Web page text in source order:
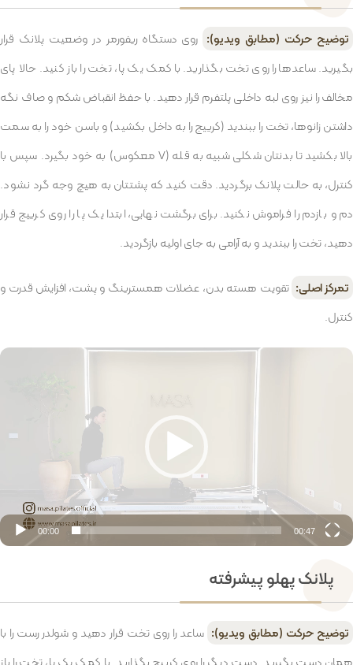
توضیح حرکت (مطابق ویدیو): روی دستگاه ریفورمر در وضعیت پلانک قرار
بگیرید. ساعدها را روی تخت بگذارید. با کمک یک پا، تخت را باز کنید. حالا پای
مخالف را نیز روی لبه داخلی پلتفرم قرار دهید. با حفظ انقباض شکم و صاف نگه
داشتن زانوها، تخت را ببندید (کرییج را به داخل بکشید) و باسن خود را به سمت
بالا بکشید تا بدنتان شکلی شبیه به قله (V معکوس) به خود بگیرد. سپس با
کنترل، به حالت پلانک برگردید. دقت کنید که پشتتان به هیچ وجه گرد نشود.
دم و بازدم را فراموش نکنید. برای برگشت نهایی، ابتدا یک پا را روی کرییج قرار
دهید، تخت را ببندید و به آرامی به جای اولیه بازگردید.
تمرکز اصلی: تقویت هسته بدن، عضلات همسترینگ و پشت، افزایش قدرت و
کنترل.
نمایشگر
00:00 00:47
پلانک پهلو پیشرفته
توضیح حرکت (مطابق ویدیو): ساعد را روی تخت قرار دهید و شولدر رست را با